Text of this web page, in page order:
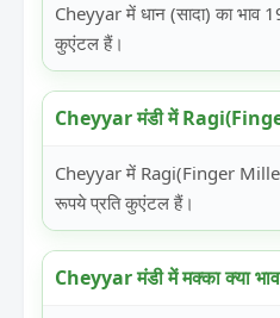
Cheyyar में धान (सादा) का भाव
कुएंटल हैं।
Cheyyar मंडी में
Cheyyar में Ragi(Finger
रूपये प्रति कुएंटल हैं।
Cheyyar मंडी में मक्का क्या